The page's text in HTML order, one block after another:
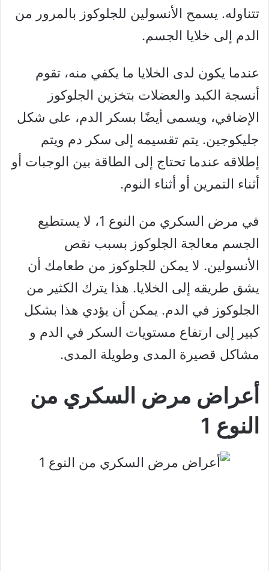
تتناوله. يسمح الأنسولين للجلوكوز بالمرور من
الدم إلى خلايا الجسم.
عندما يكون لدى الخلايا ما يكفي منه، تقوم
أنسجة الكبد والعضلات بتخزين الجلوكوز
الإضافي، ويسمى أيضًا بسكر الدم، على شكل
جليكوجين. يتم تقسيمه إلى سكر دم ويتم
إطلاقه عندما تحتاج إلى الطاقة بين الوجبات أو
أثناء التمرين أو أثناء النوم.
في مرض السكري من النوع 1، لا يستطيع
الجسم معالجة الجلوكوز بسبب نقص
الأنسولين. لا يمكن للجلوكوز من طعامك أن
يشق طريقه إلى الخلايا. هذا يترك الكثير من
الجلوكوز في الدم. يمكن أن يؤدي هذا بشكل
كبير إلى ارتفاع مستويات السكر في الدم و
مشاكل قصيرة المدى وطويلة المدى.
أعراض مرض السكري من
النوع 1